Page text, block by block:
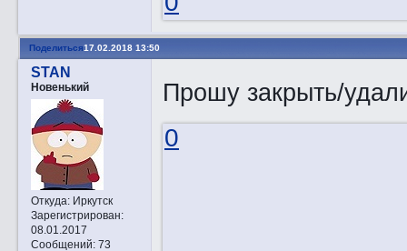
Поделиться17.02.2018 13:50
STAN
Новенький
Откуда:Иркутск
Зарегистрирован:
08.01.2017
Сообщений:73
Прошу закрыть/
0